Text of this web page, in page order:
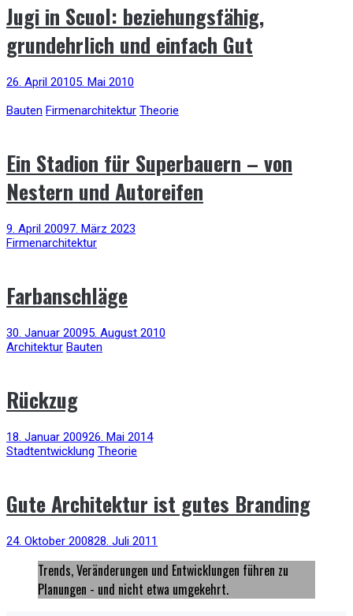
Jugi in Scuol: beziehungsfähig,
grundehrlich und einfach Gut
26. April 20105. Mai 2010
Bauten Firmenarchitektur Theorie
Ein Stadion für Superbauern – von
Nestern und Autoreifen
9. April 20097. März 2023
Firmenarchitektur
Farbanschläge
30. Januar 20095. August 2010
Architektur Bauten
Rückzug
18. Januar 200926. Mai 2014
Stadtentwicklung Theorie
Gute Architektur ist gutes Branding
24. Oktober 200828. Juli 2011
Trends, Veränderungen und Entwicklungen führen zu
Planungen - und nicht etwa umgekehrt.